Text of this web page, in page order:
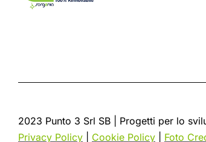
2023 Punto 3 Srl SB | Progetti per lo
Privacy Policy
Cookie Policy Foto